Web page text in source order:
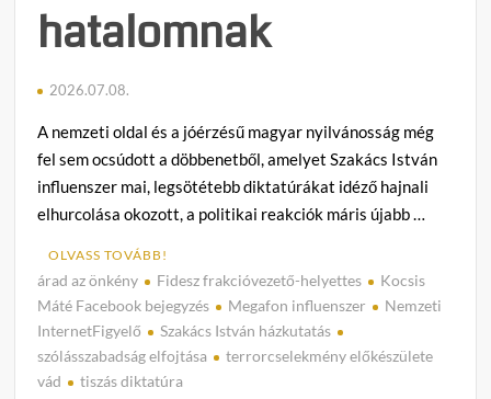
hatalomnak
2026.07.08.
A nemzeti oldal és a jóérzésű magyar nyilvánosság még
fel sem ocsúdott a döbbenetből, amelyet Szakács István
influenszer mai, legsötétebb diktatúrákat idéző hajnali
elhurcolása okozott, a politikai reakciók máris újabb …
OLVASS TOVÁBB!
árad az önkény Fidesz frakcióvezető-helyettes
Kocsis
Máté Facebook bejegyzés
Megafon influenszer
Nemzeti
InternetFigyelő
Szakács István házkutatás
szólásszabadság elfojtása
terrorcselekmény előkészülete
vád
tiszás diktatúra